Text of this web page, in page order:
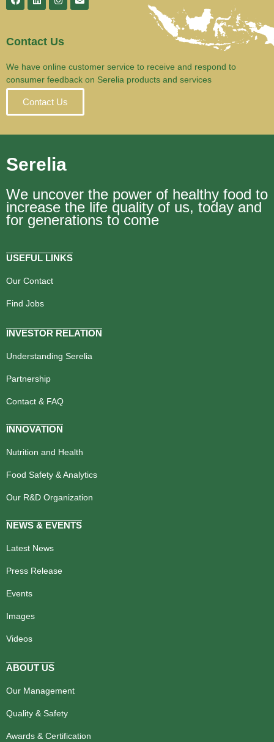
Contact Us
We have online customer service to receive and respond to
consumer feedback on Serelia products and services
Contact Us
Serelia
We uncover the power of healthy food to
increase the life quality of us, today and
for generations to come
USEFUL LINKS
Our Contact
Find Jobs
INVESTOR RELATION
Understanding Serelia
Partnership
Contact & FAQ
INNOVATION
Nutrition and Health
Food Safety & Analytics
Our R&D Organization
NEWS & EVENTS
Latest News
Press Release
Events
Images
Videos
ABOUT US
Our Management
Quality & Safety
Awards & Certification